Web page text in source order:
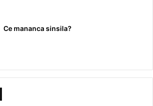
Ce mananca sinsila?